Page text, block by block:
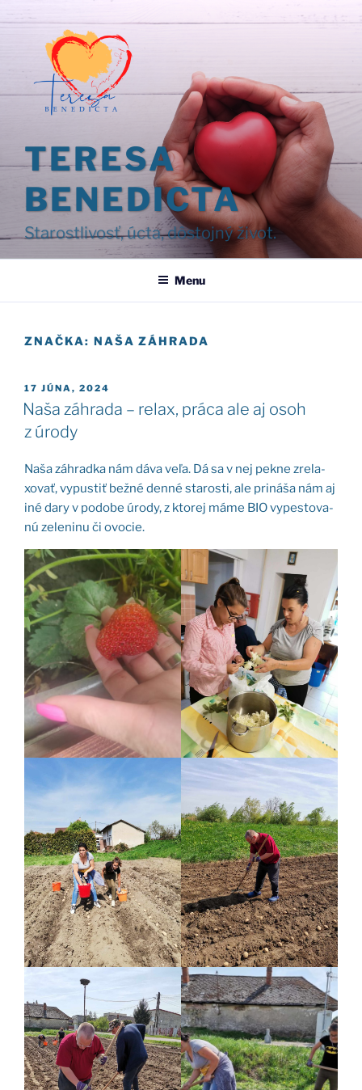
na
TERESA
BENEDICTA
Starostlivosť, úcta, dôstojný život.
Menu
ZNAČKA: NAŠA ZÁHRADA
PUBLIKOVANÉ
17 JÚNA, 2024
Naša záhrada – relax, práca ale aj osoh
z úrody
Naša záh­rad­ka nám dáva veľa. Dá sa v nej pek­ne zre­la­
xo­vať, vypus­tiť bež­né den­né sta­ros­ti, ale pri­ná­ša nám aj
iné dary v podo­be úro­dy, z kto­rej máme BIO vypes­to­va­
nú zele­ni­nu či ovo­cie.